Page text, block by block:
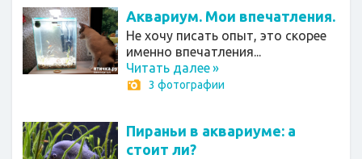
Аквариум. Мои впечатления.
Не хочу писать опыт, это скорее
именно впечатления...
Читать далее»
3 фотографии
Пираньи в аквариуме: а
стоит ли?